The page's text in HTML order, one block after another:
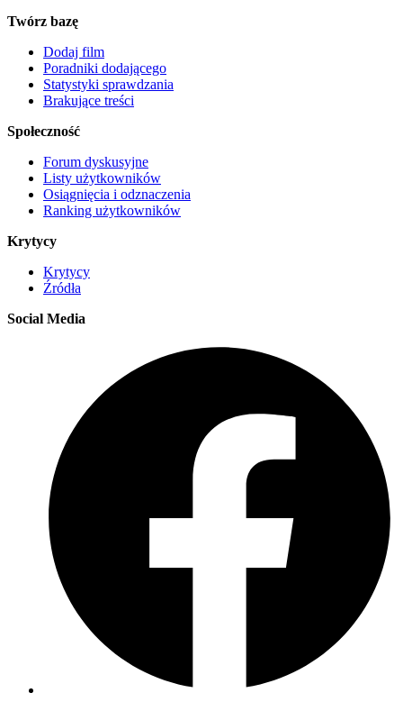
Twórz bazę
Dodaj film
Poradniki dodającego
Statystyki sprawdzania
Brakujące treści
Społeczność
Forum dyskusyjne
Listy użytkowników
Osiągnięcia i odznaczenia
Ranking użytkowników
Krytycy
Krytycy
Źródła
Social Media